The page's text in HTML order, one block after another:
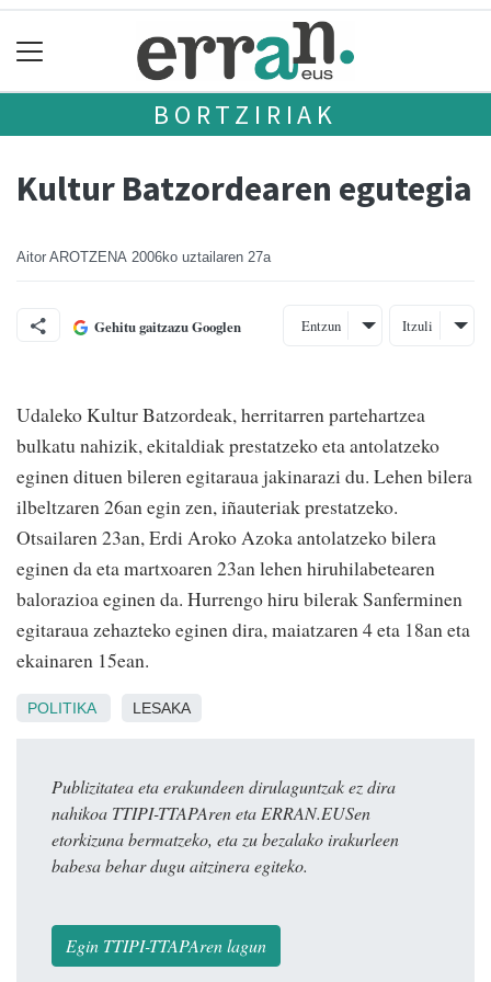
BORTZIRIAK
Kultur Batzordearen egutegia
Aitor AROTZENA 2006ko uztailaren 27a
Gehitu gaitzazu Googlen Entzun Itzuli
Udaleko Kultur Batzordeak, herritarren partehartzea
bulkatu nahizik, ekitaldiak prestatzeko eta antolatzeko
eginen dituen bileren egitaraua jakinarazi du. Lehen bilera
ilbeltzaren 26an egin zen, iñauteriak prestatzeko.
Otsailaren 23an, Erdi Aroko Azoka antolatzeko bilera
eginen da eta martxoaren 23an lehen hiruhilabetearen
balorazioa eginen da. Hurrengo hiru bilerak Sanferminen
egitaraua zehazteko eginen dira, maiatzaren 4 eta 18an eta
ekainaren 15ean.
POLITIKA LESAKA
Publizitatea eta erakundeen dirulaguntzak ez dira
nahikoa TTIPI-TTAPAren eta ERRAN.EUSen
etorkizuna bermatzeko, eta zu bezalako irakurleen
babesa behar dugu aitzinera egiteko.
Egin TTIPI-TTAPAren lagun